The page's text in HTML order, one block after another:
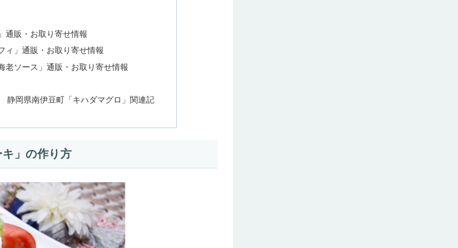
通販・お取り寄せ情報
ィ」通販・お取り寄せ情報
老ソース」通販・お取り寄せ情報
岡県南伊豆町「キハダマグロ」関連記
」の作り方